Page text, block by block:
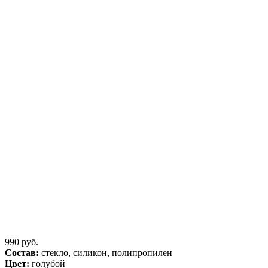
990 руб.
Состав: стекло, силикон, полипропилен
Цвет: голубой